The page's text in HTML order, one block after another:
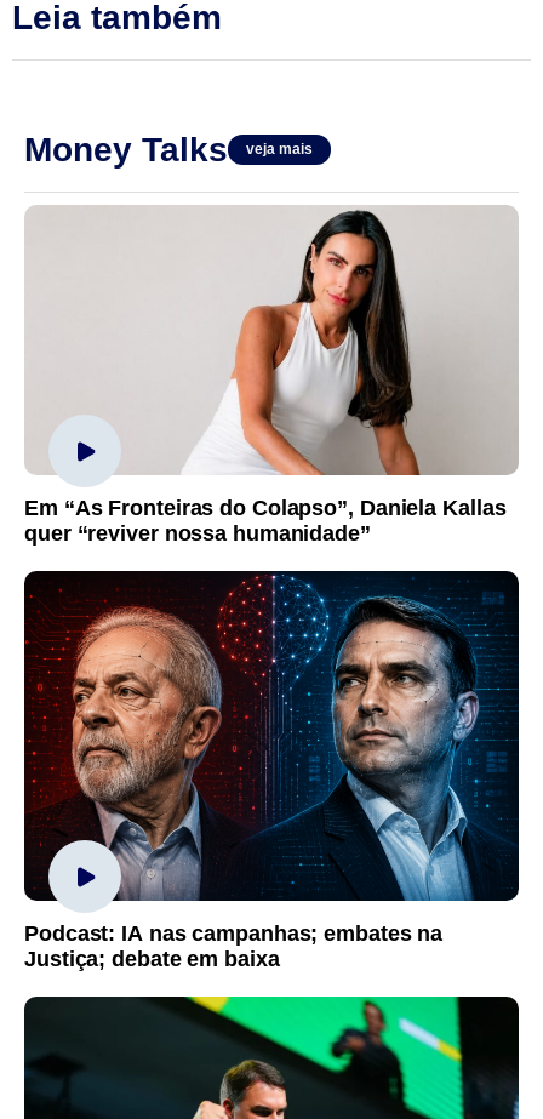
Leia também
Money Talks veja mais
Em “As Fronteiras do Colapso”, Daniela Kallas
quer “reviver nossa humanidade”
Podcast: IA nas campanhas; embates na
Justiça; debate em baixa